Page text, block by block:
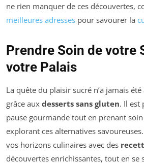
ne rien manquer de ces découvertes,
meilleures adresses pour savourer la
Prendre Soin de votre
votre Palais
La quête du plaisir sucré n’a jamais
grâce aux desserts sans gluten. Il est
pause gourmande tout en prenant soin
explorant ces alternatives
vos horizons culinaires avec des
découvertes enrichissantes, tout en se